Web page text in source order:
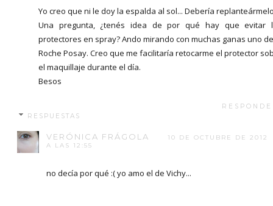
Yo creo que ni le doy la espalda al sol... Debería
Una pregunta, ¿tenés idea de por qué hay que evitar
protectores en spray? Ando mirando con muchas ganas uno
Roche Posay. Creo que me facilitaría retocarme el protector
el maquillaje durante el día.
Besos
RESPUESTAS
VERÓNICA FRÁGOLA
10 DE OCTUBRE DE 2012
A LAS 12:55
no decía por qué :( yo amo el de Vichy...